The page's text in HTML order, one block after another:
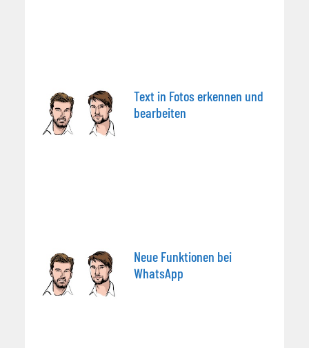
Text in Fotos erkennen und
bearbeiten
Neue Funktionen bei
WhatsApp